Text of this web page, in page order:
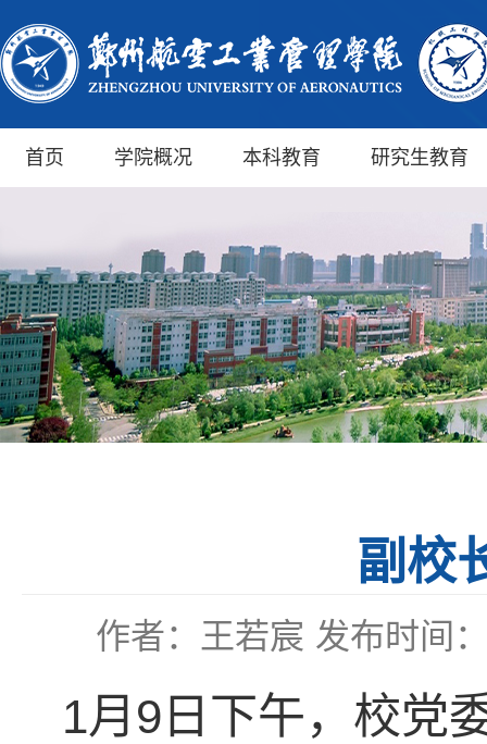
首页 学院概况 本科教育 研究生教育
副校
作者：王若宸 发布时间
1月9日下午， 校党